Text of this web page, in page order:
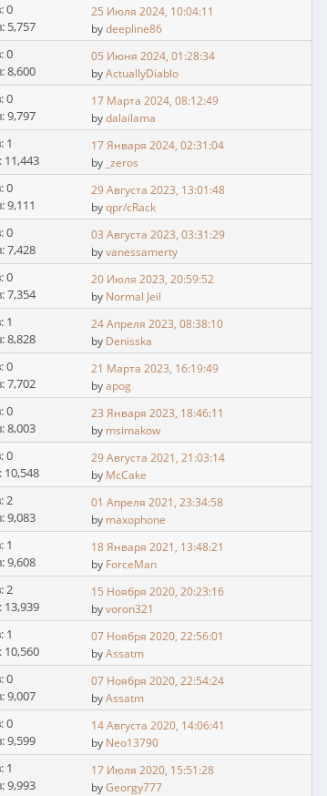
0
5,757
25 Июля 2024, 10:04:11
bydeepline86
0
8,600
05 Июня 2024, 01:28:34
byActuallyDiablo
0
9,797
17 Марта 2024, 08:12:49
bydalailama
1
17 Января 2024, 02:31:04
by _zeros
0
9,111
29 Августа 2023, 13:01:48
byqpr/cRack
0
7,428
03 Августа 2023, 03:31:29
byvanessamerty
0
7,354
20 Июля 2023, 20:59:52
by Normal Jeil
1
8,828
24 Апреля 2023, 08:38:10
by Denisska
0
7,702
21 Марта 2023, 16:19:49
byapog
0
8,003
23 Января 2023, 18:46:11
by msimakow
0
29 Августа 2021, 21:03:14
by McCake
2
9,083
01 Апреля 2021, 23:34:58
by maxophone
1
9,608
18 Января 2021, 13:48:21
by ForceMan
2
15 Ноября 2020, 20:23:16
byvoron321
1
07 Ноября 2020, 22:56:01
byAssatm
0
9,007
07 Ноября 2020, 22:54:24
byAssatm
0
9,599
14 Августа 2020, 14:06:41
by Neo13790
1
9,993
17 Июля 2020, 15:51:28
byGeorgy777